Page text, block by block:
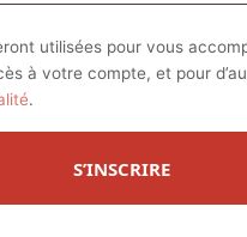
utilisées pour vous
à votre compte, et pour
.
S’INSCRIRE